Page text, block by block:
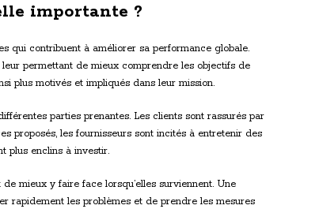
importante ?
qui contribuent à améliorer sa performance globale.
leur permettant de mieux comprendre les objectifs de
plus motivés et impliqués dans leur mission.
parties prenantes. Les clients sont rassurés par
proposés, les fournisseurs sont incités à entretenir des
plus enclins à investir.
de mieux y faire face lorsqu’elles surviennent. Une
rapidement les problèmes et de prendre les mesures